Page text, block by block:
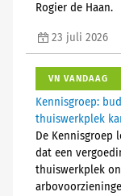
Rogier de Haan.
23 juli 2026
VN VANDAAG
Kennisgroep:
thuiswerkplek
De Kennisgroep
dat een
thuiswerkplek